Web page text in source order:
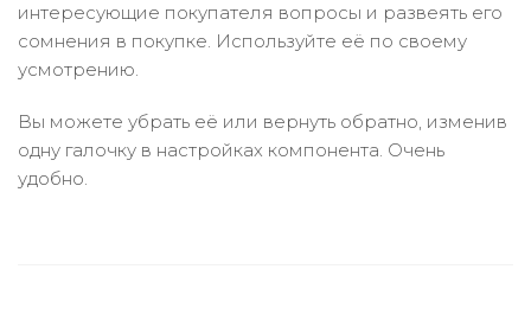
интересующие покупателя вопросы и развеять его
сомнения в покупке. Используйте её по своему
усмотрению.
Вы можете убрать её или вернуть обратно, изменив
одну галочку в настройках компонента. Очень
удобно.